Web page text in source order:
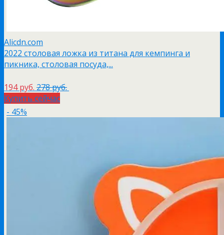
Alicdn.com
2022 столовая ложка из титана для кемпинга и
пикника, столовая посуда,...
194 руб. 278 руб.
Купить сейчас
- 45%